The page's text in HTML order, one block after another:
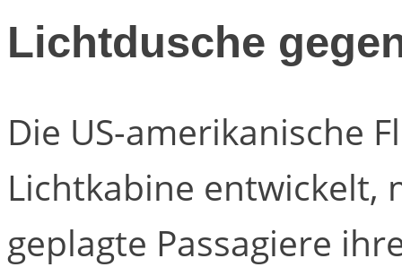
Lichtdusche
Die US-amerikanische
Lichtkabine entwickelt,
geplagte Passagiere